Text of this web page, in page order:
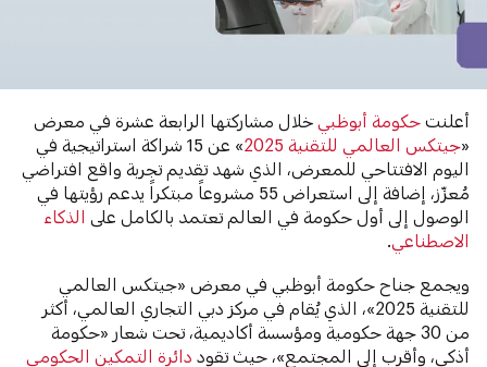
أعلنتحكومة أبوظبي
خلال مشاركتها الرابعة عشرة في معرض
«جيتكس العالمي للتقنية 2025
» عن 15 شراكة استراتيجية في
اليوم الافتتاحي للمعرض، الذي شهد تقديم تجربة واقع افتراضي
مُعزّز، إضافة إلى استعراض 55 مشروعاً مبتكراً يدعم رؤيتها في
الوصول إلى أول حكومة في العالم تعتمد بالكامل على الذكاء
الاصطناعي .
ويجمع جناح حكومة أبوظبي في معرض «جيتكس العالمي
للتقنية 2025»، الذي يُقام في مركز دبي التجاري العالمي، أكثر
من 30 جهة حكومية ومؤسسة أكاديمية، تحت شعار «حكومة
أذكى، وأقرب إلى المجتمع»، حيث تقوددائرة التمكين الحكومي